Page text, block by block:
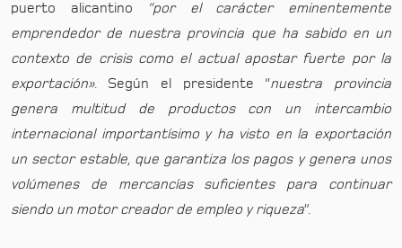
puerto alicantino
“por el carácter eminentemente
emprendedor de nuestra provincia que ha sabido en un
contexto de crisis como el actual apostar fuerte por la
exportación». Según el presidente “nuestra provincia
genera multitud de productos con un intercambio
internacional importantísimo y ha visto en la exportación
un sector estable, que garantiza los pagos y genera unos
volúmenes de mercancías suficientes para continuar
siendo un motor creador de empleo y riqueza”.